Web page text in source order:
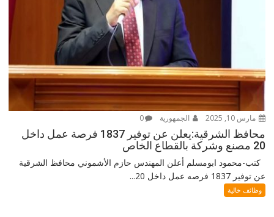
مارس 10, 2025 الجمهورية 0
محافظ الشرقية:يعلن عن توفير 1837 فرصة عمل داخل
20 مصنع وشركة بالقطاع الخاص
كتب-محمود ابومسلم أعلن المهندس حازم الأشموني محافظ الشرقية
عن توفير 1837 فرصه عمل داخل 20...
وظائف خالية